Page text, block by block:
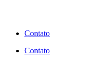
Contato
Contato